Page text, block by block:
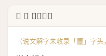
↳ 𪋻 说文解字
（说文解字未收录「塵」字